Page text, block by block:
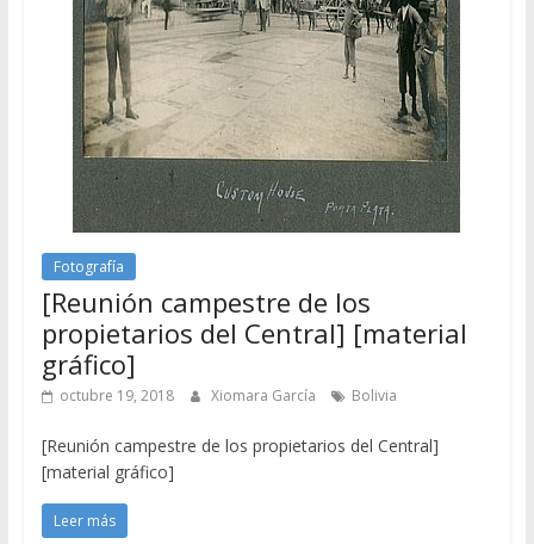
Fotografía
[Reunión campestre de los
propietarios del Central] [material
gráfico]
octubre 19, 2018 Xiomara García Bolivia
[Reunión campestre de los propietarios del Central]
[material gráfico]
Leer más